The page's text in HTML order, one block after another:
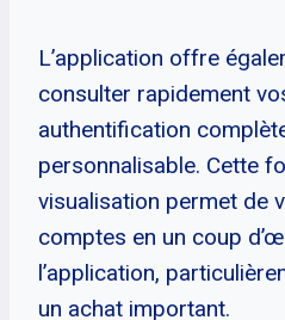
L’application offre
consulter rapidement
authentification
personnalisable. Cette
visualisation permet de
comptes en un coup
l’application,
un achat important.